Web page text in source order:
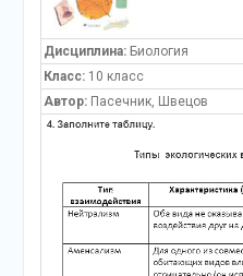
Дисциплина:Биология
Класс:10 класс
Автор:Пасечник, Швецов